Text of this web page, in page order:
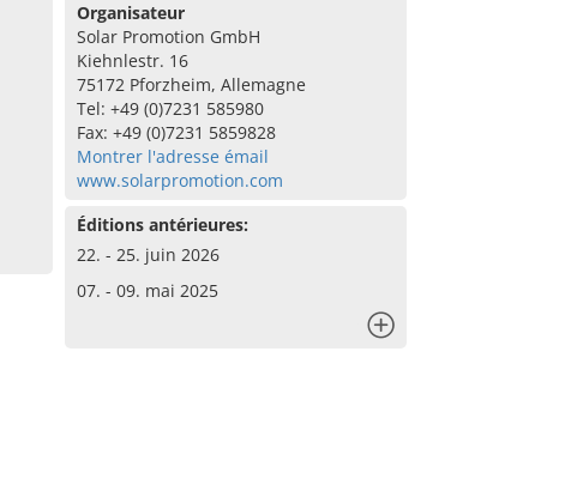
Organisateur
Solar Promotion GmbH
Kiehnlestr. 16
75172 Pforzheim, Allemagne
Tel: +49 (0)7231 585980
Fax: +49 (0)7231 5859828
Montrer l'adresse émail
www.solarpromotion.com
Éditions antérieures:
22. - 25. juin 2026
07. - 09. mai 2025